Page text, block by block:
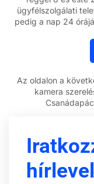
ügyfélszolgálati
pedig a nap 24
Az oldalon a
kamera